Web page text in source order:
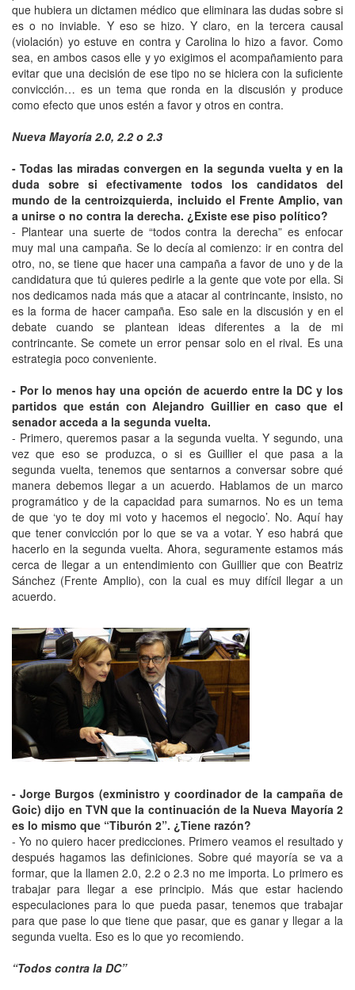
que hubiera un dictamen médico que eliminara las dudas sobre si
es o no inviable. Y eso se hizo. Y claro, en la tercera causal
(violación) yo estuve en contra y Carolina lo hizo a favor. Como
sea, en ambos casos elle y yo exigimos el acompañamiento para
evitar que una decisión de ese tipo no se hiciera con la suficiente
convicción… es un tema que ronda en la discusión y produce
como efecto que unos estén a favor y otros en contra.
Nueva Mayoría 2.0, 2.2 o 2.3
- Todas las miradas convergen en la segunda vuelta y en la
duda sobre si efectivamente todos los candidatos del
mundo de la centroizquierda, incluido el Frente Amplio, van
a unirse o no contra la derecha. ¿Existe ese piso político?
- Plantear una suerte de “todos contra la derecha” es enfocar
muy mal una campaña. Se lo decía al comienzo: ir en contra del
otro, no, se tiene que hacer una campaña a favor de uno y de la
candidatura que tú quieres pedirle a la gente que vote por ella. Si
nos dedicamos nada más que a atacar al contrincante, insisto, no
es la forma de hacer campaña. Eso sale en la discusión y en el
debate cuando se plantean ideas diferentes a la de mi
contrincante. Se comete un error pensar solo en el rival. Es una
estrategia poco conveniente.
- Por lo menos hay una opción de acuerdo entre la DC y los
partidos que están con Alejandro Guillier en caso que el
senador acceda a la segunda vuelta.
- Primero, queremos pasar a la segunda vuelta. Y segundo, una
vez que eso se produzca, o si es Guillier el que pasa a la
segunda vuelta, tenemos que sentarnos a conversar sobre qué
manera debemos llegar a un acuerdo. Hablamos de un marco
programático y de la capacidad para sumarnos. No es un tema
de que ‘yo te doy mi voto y hacemos el negocio’. No. Aquí hay
que tener convicción por lo que se va a votar. Y eso habrá que
hacerlo en la segunda vuelta. Ahora, seguramente estamos más
cerca de llegar a un entendimiento con Guillier que con Beatriz
Sánchez (Frente Amplio), con la cual es muy difícil llegar a un
acuerdo.
- Jorge Burgos (exministro y coordinador de la campaña de
Goic) dijo en TVN que la continuación de la Nueva Mayoría 2
es lo mismo que “Tiburón 2”. ¿Tiene razón?
- Yo no quiero hacer predicciones. Primero veamos el resultado y
después hagamos las definiciones. Sobre qué mayoría se va a
formar, que la llamen 2.0, 2.2 o 2.3 no me importa. Lo primero es
trabajar para llegar a ese principio. Más que estar haciendo
especulaciones para lo que pueda pasar, tenemos que trabajar
para que pase lo que tiene que pasar, que es ganar y llegar a la
segunda vuelta. Eso es lo que yo recomiendo.
“Todos contra la DC”